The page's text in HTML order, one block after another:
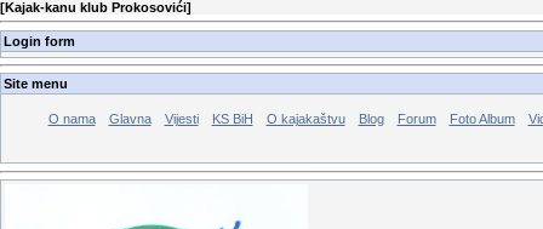
[Kajak-kanu klub Prokosovići]
Login form
Site menu
O nama Glavna Vijesti KS BiH O kajakaštvu Blog Forum Foto Album